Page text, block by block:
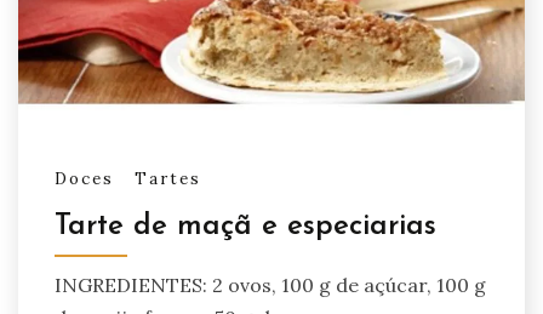
Doces Tartes
Tarte de maçã e especiarias
INGREDIENTES: 2 ovos, 100 g de açúcar, 100 g